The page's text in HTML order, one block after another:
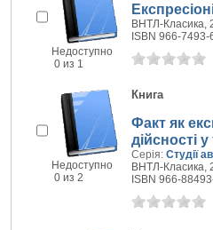
Недоступно
0 из 1
ВНТЛ-Класика,
ISBN 966-7493-
Недоступно
0 из 2
Книга
Факт як
дійсності
Серія: Студії
ВНТЛ-Класика,
ISBN 966-